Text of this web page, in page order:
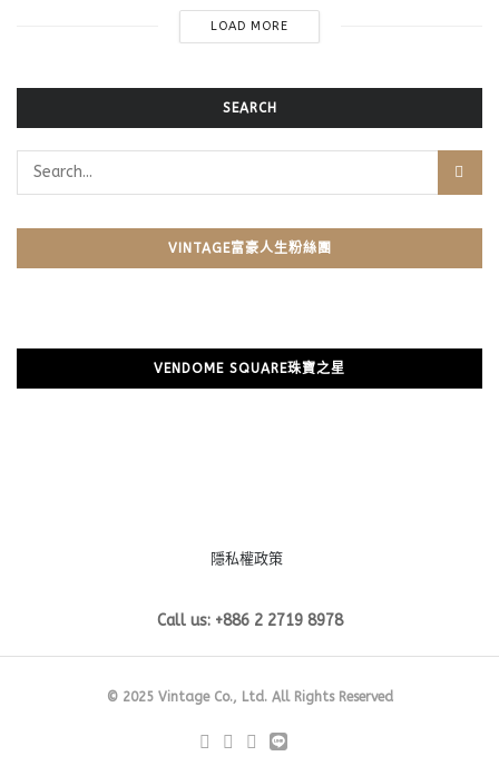
LOAD MORE
SEARCH
VINTAGE富豪人生粉絲團
VENDOME SQUARE珠寶之星
隱私權政策
Call us: +886 2 2719 8978
© 2025 Vintage Co., Ltd. All Rights Reserved